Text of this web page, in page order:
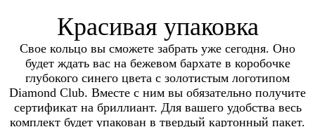
Красивая упаковка
Свое кольцо вы сможете забрать уже сегодня. Оно
будет ждать вас на бежевом бархате в коробочке
глубокого синего цвета с золотистым логотипом
Diamond Club. Вместе с ним вы обязательно получите
сертификат на бриллиант. Для вашего удобства весь
комплект будет упакован в твердый картонный пакет.